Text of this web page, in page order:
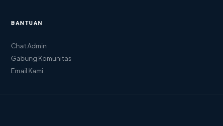
BANTUAN
Chat Admin
Gabung Komunitas
Email Kami